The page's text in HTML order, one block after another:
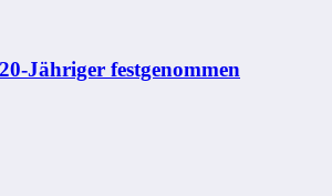
Jähriger festgenommen